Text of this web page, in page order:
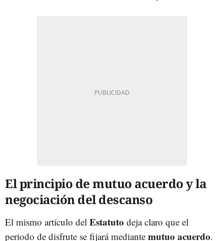
El principio de mutuo acuerdo y la
negociación del descanso
El mismo artículo del Estatuto deja claro que el
periodo de disfrute se fijará mediante mutuo acuerdo.